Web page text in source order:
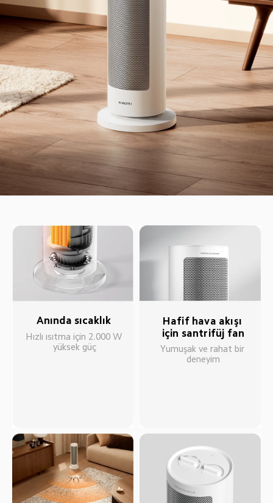
Anında sıcaklık
Hızlı ısıtma için 2.000 W
yüksek güç
Hafif hava akışı
için santrifüj fan
Yumuşak ve rahat bir
deneyim